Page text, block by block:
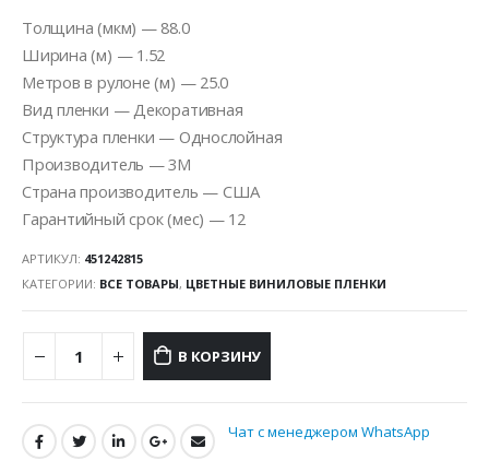
Толщина (мкм) — 88.0
Ширина (м) — 1.52
Метров в рулоне (м) — 25.0
Вид пленки — Декоративная
Структура пленки — Однослойная
Производитель — 3M
Страна производитель — США
Гарантийный срок (мес) — 12
АРТИКУЛ: 451242815
КАТЕГОРИИ: ВСЕ ТОВАРЫ, ЦВЕТНЫЕ ВИНИЛОВЫЕ ПЛЕНКИ
В КОРЗИНУ
Чат с менеджером WhatsApp